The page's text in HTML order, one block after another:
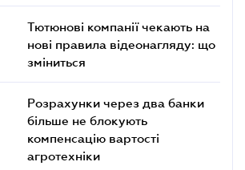
Тютюнові компанії чекають на
нові правила відеонагляду: що
зміниться
Розрахунки через два банки
більше не блокують
компенсацію вартості
агротехніки